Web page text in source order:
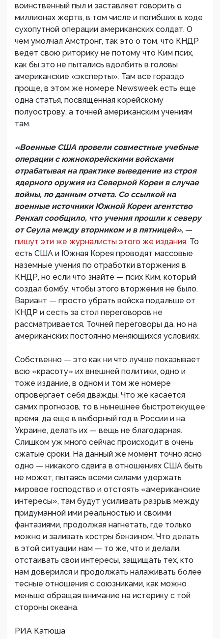
воинственный пыл и заставляет говорить о
миллионах жертв, в том числе и погибших в ходе
сухопутной операции американских солдат. О
чем умолчал Амстронг, так это о том, что КНДР
ведет свою риторику не потому что Ким псих,
как бы это не пытались вдолбить в головы
американские «эксперты». Там все гораздо
проще, в этом же номере Newsweek есть еще
одна статья, посвященная корейскому
полуострову, а точней американским учениям
там.
«Военные США провели совместные учебные
операции с южнокорейскими войсками
отрабатывая на практике выведение из строя
ядерного оружия из Северной Кореи в случае
войны, по данным отчета. Со ссылкой на
военные источники Южной Кореи агентство
Ренхап сообщило, что учения прошли к северу
от Сеула между вторником и в пятницей», —
пишут эти же журналисты этого же издания. То
есть США и Южная Корея проводят массовые
наземные учения по отработки вторжения в
КНДР, но если что знайте — псих Ким, который
создал бомбу, чтобы этого вторжения не было.
Вариант — просто убрать войска подальше от
КНДР и сесть за стол переговоров не
рассматривается. Точней переговоры да, но на
американских постоянно меняющихся условиях.
Собственно — это как ни что лучше показывает
всю «красоту» их внешней политики, одно и
тоже издание, в одном и том же номере
опровергает себя дважды. Что же касается
самих прогнозов, то в нынешнее быстротекущее
время, да еще в выборный год в России и на
Украине, делать их — вещь не благодарная.
Слишком уж много сейчас происходит в очень
сжатые сроки. На данный же момент точно ясно
одно — никакого сдвига в отношениях США быть
не может, пытаясь всеми силами удержать
мировое господство и отстоять «американские
интересы», там будут усиливать разрыв между
придуманной ими реальностью и своими
фантазиями, продолжая нагнетать, где только
можно и заливать костры бензином. Что делать
в этой ситуации нам — то же, что и делали,
отстаивать свои интересы, защищать тех, кто
нам доверился и продолжать налаживать более
тесные отношения с союзниками, как можно
меньше обращая внимание на истерику с той
стороны океана.
РИА Катюша